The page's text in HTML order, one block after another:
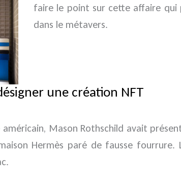
faire le point sur cette affaire qui
dans le métavers.
une création NFT
américain, Mason Rothschild avait
Hermès paré de fausse